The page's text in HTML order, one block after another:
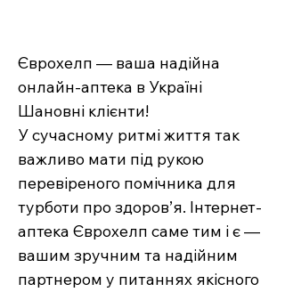
Єврохелп — ваша надійна
онлайн-аптека в Україні
Шановні клієнти!
У сучасному ритмі життя так
важливо мати під рукою
перевіреного помічника для
турботи про здоров’я. Інтернет-
аптека Єврохелп саме тим і є —
вашим зручним та надійним
партнером у питаннях якісного